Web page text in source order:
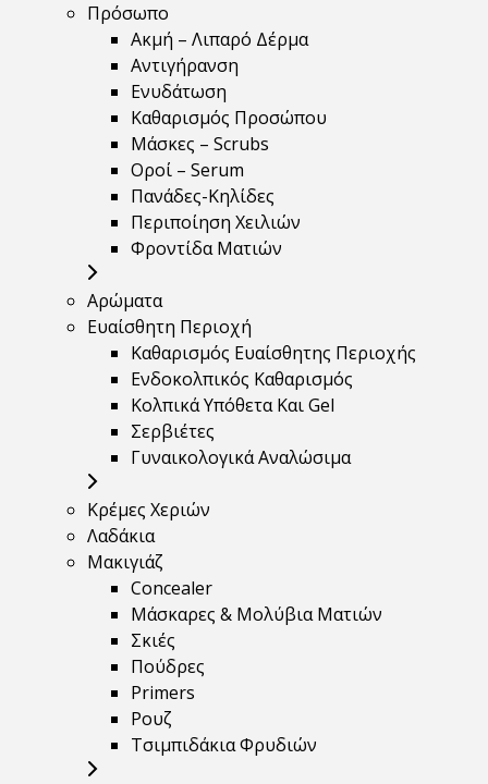
Πρόσωπο
Ακμή – Λιπαρό Δέρμα
Αντιγήρανση
Ενυδάτωση
Καθαρισμός Προσώπου
Μάσκες – Scrubs
Οροί – Serum
Πανάδες-Κηλίδες
Περιποίηση Χειλιών
Φροντίδα Ματιών
Αρώματα
Ευαίσθητη Περιοχή
Καθαρισμός Ευαίσθητης Περιοχής
Ενδοκολπικός Καθαρισμός
Κολπικά Υπόθετα Και Gel
Σερβιέτες
Γυναικολογικά Αναλώσιμα
Κρέμες Χεριών
Λαδάκια
Μακιγιάζ
Concealer
Μάσκαρες & Μολύβια Ματιών
Σκιές
Πούδρες
Primers
Ρουζ
Τσιμπιδάκια Φρυδιών